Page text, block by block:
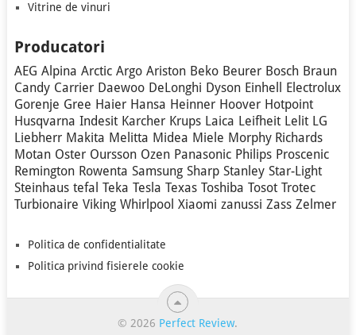
Vitrine de vinuri
Producatori
AEG Alpina Arctic Argo Ariston Beko Beurer Bosch Braun
Candy Carrier Daewoo DeLonghi Dyson Einhell
Electrolux
Gorenje Gree Haier Hansa Heinner Hoover Hotpoint
Husqvarna Indesit Karcher Krups Laica Leifheit Lelit LG
Liebherr Makita Melitta Midea Miele Morphy Richards
Motan Oster Oursson Ozen Panasonic Philips Proscenic
Remington Rowenta Samsung Sharp Stanley Star-Light
Steinhaus tefal Teka Tesla Texas Toshiba Tosot Trotec
Turbionaire Viking Whirlpool Xiaomi zanussi Zass Zelmer
Politica de confidentialitate
Politica privind fisierele cookie
© 2026 Perfect Review.